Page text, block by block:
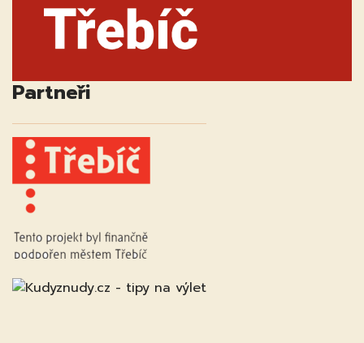
Partneři